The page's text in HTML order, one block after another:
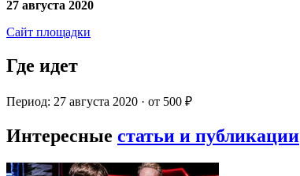
27 августа 2020
Сайт площадки
Где идет
Период: 27 августа 2020 · от 500 ₽
Интересные статьи и публикации